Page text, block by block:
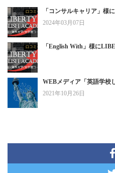
「コンサルキャリア」様
2024年03月07日
「English With」様に
WEBメディア「英語学校
2021年10月26日